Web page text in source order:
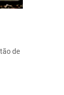
de